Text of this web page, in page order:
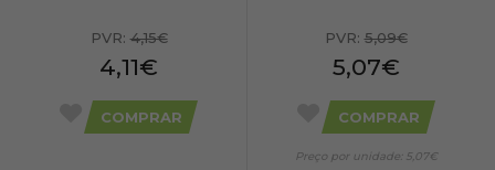
PVR:4,15€
4,11€
COMPRAR
PVR:5,09€
5,07€
COMPRAR
Preço por unidade: 5,07€